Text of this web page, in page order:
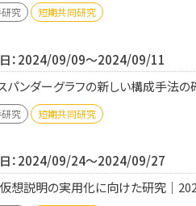
究 短期共同研究
：2024/09/09～2024/09/11
パンダーグラフの新しい構成手法
究 短期共同研究
：2024/09/24～2024/09/27
想説明の実用化に向けた研究｜